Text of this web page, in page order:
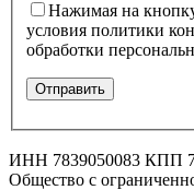
Нажимая на
условия политики
обработки
ИНН 7839050083 КПП
Общество с